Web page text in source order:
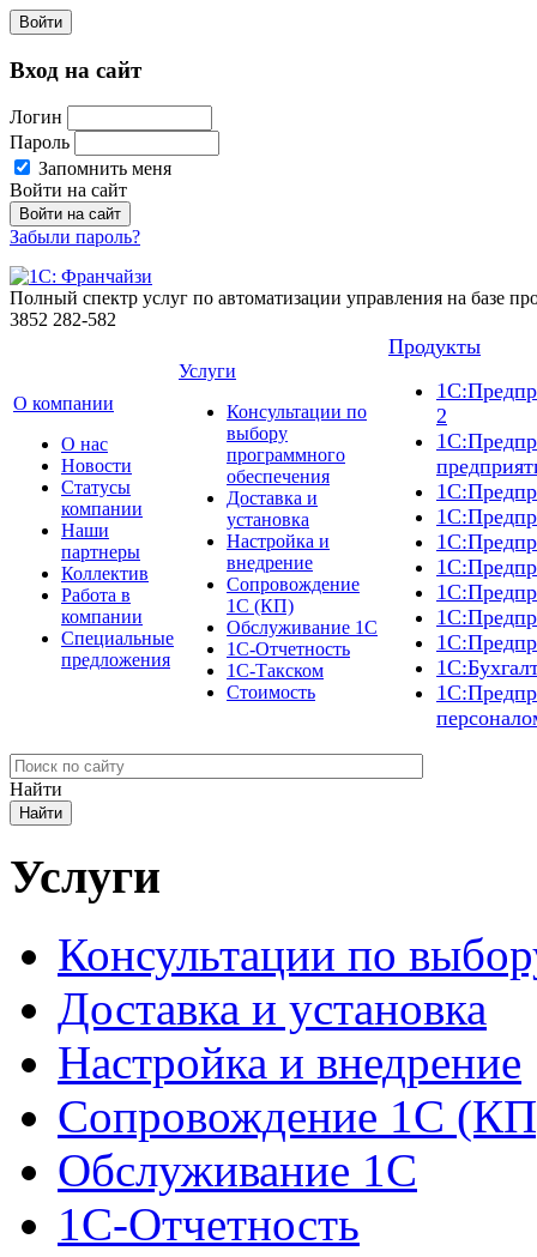
Войти
Вход на сайт
Логин
Пароль
Запомнить меня
Войти на сайт
Забыли пароль?
Полный спектр услуг по автоматизации управления на базе
3852 282-582
О компании
О нас
Новости
Cтатусы
компании
Наши
партнеры
Коллектив
Работа в
компании
Специальные
предложения
Услуги
Консультации по
выбору
программного
обеспечения
Доставка и
установка
Настройка и
внедрение
Сопровождение
1С (КП)
Обслуживание 1С
1С-Отчетность
1С-Такском
Стоимость
Продукты
2
Найти
Услуги
Консультации по
Доставка и установка
Настройка и внедрение
Сопровождение 1С
Обслуживание 1С
1С-Отчетность